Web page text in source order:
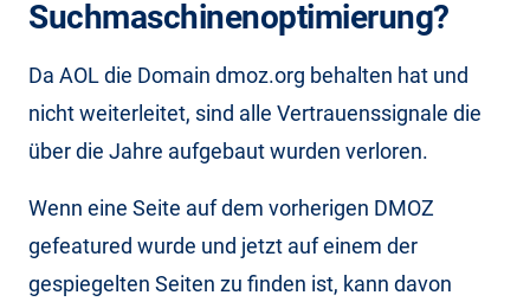
Suchmaschinenoptimierung?
Da AOL die Domain dmoz.org behalten hat und
nicht weiterleitet, sind alle Vertrauenssignale die
über die Jahre aufgebaut wurden verloren.
Wenn eine Seite auf dem vorherigen DMOZ
gefeatured wurde und jetzt auf einem der
gespiegelten Seiten zu finden ist, kann davon